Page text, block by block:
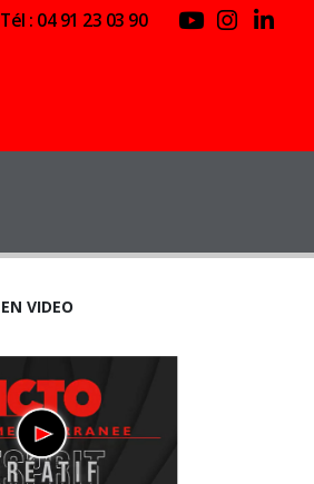
Tél : 04 91 23 03 90
VIDEO